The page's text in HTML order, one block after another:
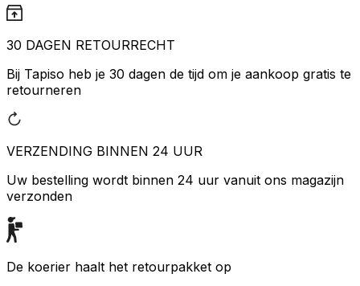
30 DAGEN RETOURRECHT
Bij Tapiso heb je 30 dagen de tijd om je aankoop gratis te
retourneren
VERZENDING BINNEN 24 UUR
Uw bestelling wordt binnen 24 uur vanuit ons magazijn
verzonden
De koerier haalt het retourpakket op